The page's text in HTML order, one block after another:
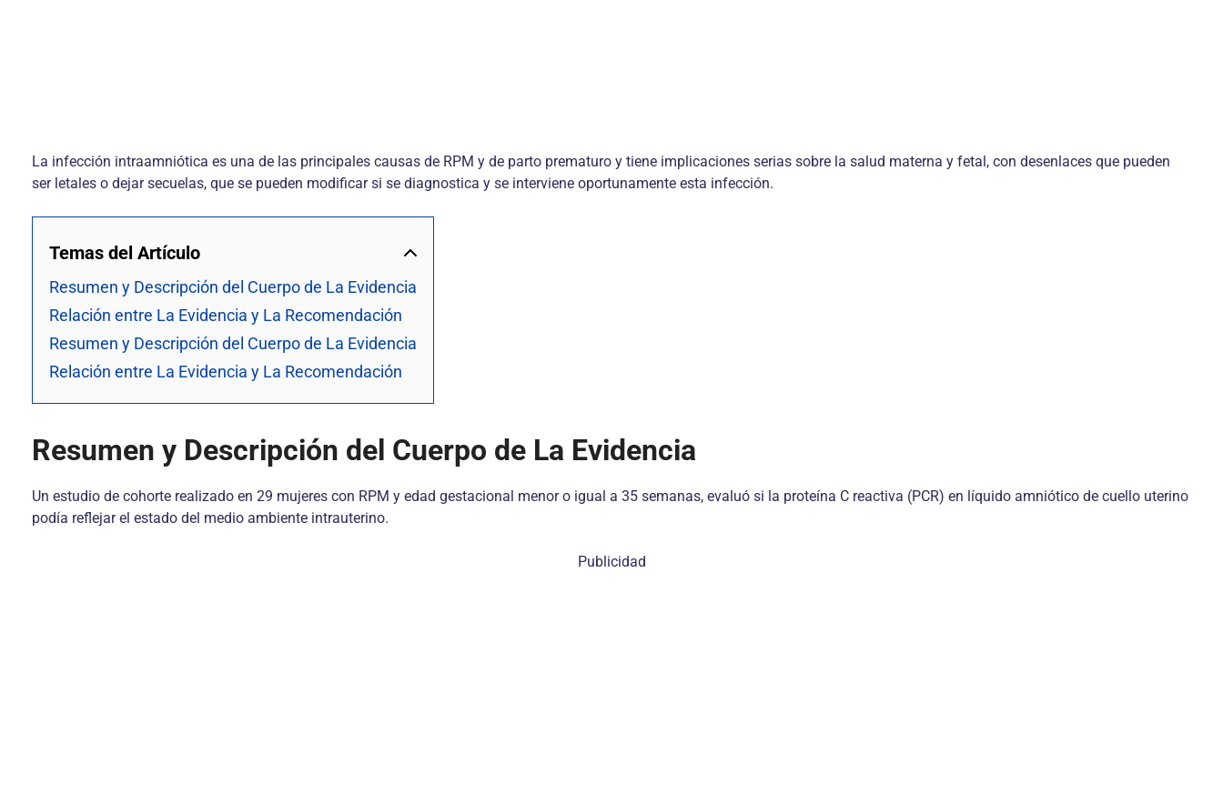
La infección intraamniótica es una de las principales causas de RPM y de parto prematuro y tiene implicaciones serias sobre la salud materna y fetal, con desenlaces que pueden
ser letales o dejar secuelas, que se pueden modificar si se diagnostica y se interviene oportunamente esta infección.
Temas del Artículo
Resumen y Descripción del Cuerpo de La Evidencia
Relación entre La Evidencia y La Recomendación
Resumen y Descripción del Cuerpo de La Evidencia
Relación entre La Evidencia y La Recomendación
Resumen y Descripción del Cuerpo de La Evidencia
Un estudio de cohorte realizado en 29 mujeres con RPM y edad gestacional menor o igual a 35 semanas, evaluó si la proteína C reactiva (PCR) en líquido amniótico de cuello uterino
podía reflejar el estado del medio ambiente intrauterino.
Publicidad